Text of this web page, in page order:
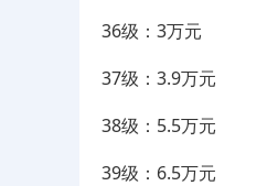
36级：3万元
37级：3.9万元
38级：5.5万元
39级：6.5万元